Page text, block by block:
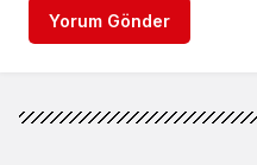
Yorum Gönder